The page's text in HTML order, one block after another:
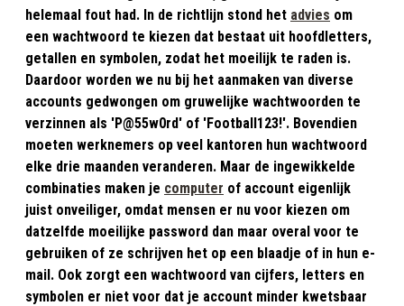
helemaal fout had. In de richtlijn stond het advies om
een wachtwoord te kiezen dat bestaat uit hoofdletters,
getallen en symbolen, zodat het moeilijk te raden is.
Daardoor worden we nu bij het aanmaken van diverse
accounts gedwongen om gruwelijke wachtwoorden te
verzinnen als 'P@55w0rd' of 'Football123!'. Bovendien
moeten werknemers op veel kantoren hun wachtwoord
elke drie maanden veranderen. Maar de ingewikkelde
combinaties maken je computer of account eigenlijk
juist onveiliger, omdat mensen er nu voor kiezen om
datzelfde moeilijke password dan maar overal voor te
gebruiken of ze schrijven het op een blaadje of in hun e-
mail. Ook zorgt een wachtwoord van cijfers, letters en
symbolen er niet voor dat je account minder kwetsbaar